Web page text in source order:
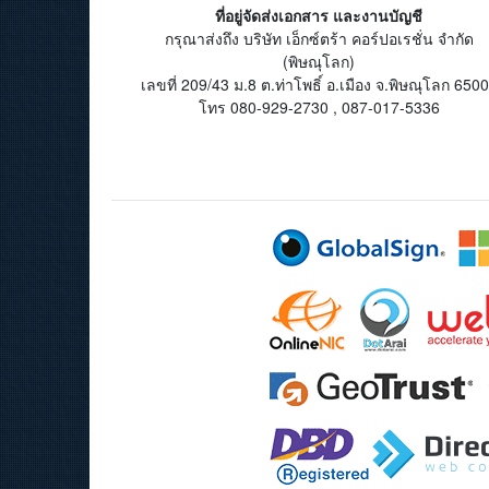
ที่อยู่จัดส่งเอกสาร และงานบัญชี
กรุณาส่งถึง บริษัท เอ็กซ์ตร้า คอร์ปอเรชั่น จำกัด
(พิษณุโลก)
เลขที่ 209/43 ม.8 ต.ท่าโพธิ์ อ.เมือง จ.พิษณุโลก
โทร 080-929-2730 , 087-017-5336